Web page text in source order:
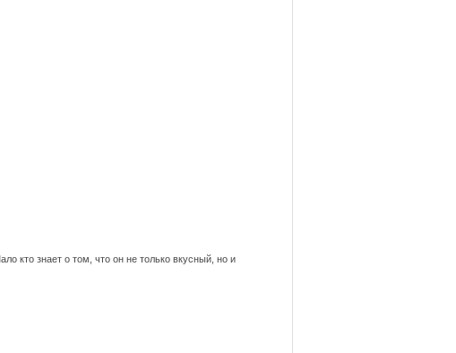
кто знает о том, что он не только вкусный, но и